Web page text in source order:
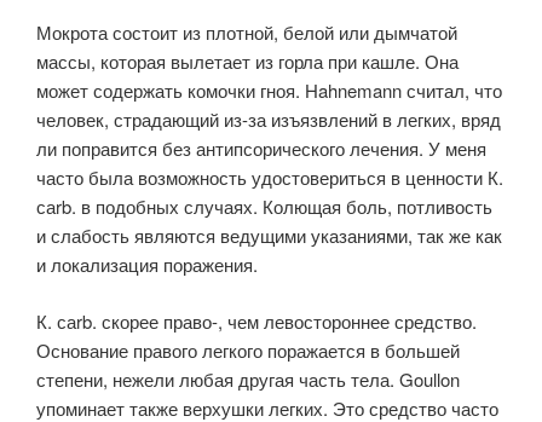
Мокрота состоит из плотной, белой или дымчатой
массы, которая вылетает из горла при кашле. Она
может содержать комочки гноя. Hahnemann считал, что
человек, страдающий из-за изъязвлений в легких, вряд
ли поправится без антипсорического лечения. У меня
часто была возможность удостовериться в ценности К.
саrb. в подобных случаях. Колющая боль, потливость
и слабость являются ведущими указаниями, так же как
и локализация поражения.
К. саrb. скорее право-, чем левостороннее средство.
Основание правого легкого поражается в большей
степени, нежели любая другая часть тела. Goullon
упоминает также верхушки легких. Это средство часто